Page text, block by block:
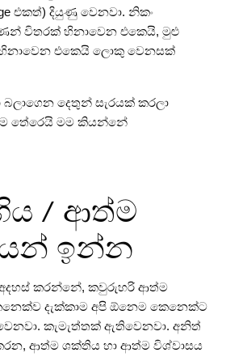
එකත්‌) දියුණු වෙනවා. නිකං
විතරක්‌ හිනාවෙන එකෙයි, මුළු
එකෙයි ලොකු වෙනසක්‌
දෙතුන්‌ සැරයක් කරලා
තේරෙයි මම කියන්නේ
/ ආත්ම
ඉන්න
කරන්නේ, කවුරුහරි ආත්ම
දැක්කාම අපි ඕනෙම කෙනෙක්ට
කැමැත්තක්‌ ඇතිවෙනවා. අනිත්‌
ආත්ම ශක්තිය හා ආත්ම විශ්වාසය